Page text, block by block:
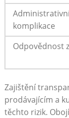
komplikace
Odpovědnost
Zajištění
prodávajícím a
těchto rizik.